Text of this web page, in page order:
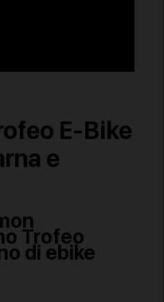
E-Bike
e
Trofeo
di ebike